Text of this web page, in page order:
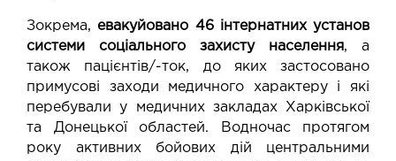
Зокрема, евакуйовано 46 інтернатних установ
системи соціального захисту населення, а
також пацієнтів/-ток, до яких застосовано
примусові заходи медичного характеру і які
перебували у медичних закладах Харківської
та Донецької областей. Водночас протягом
року активних бойових дій центральними